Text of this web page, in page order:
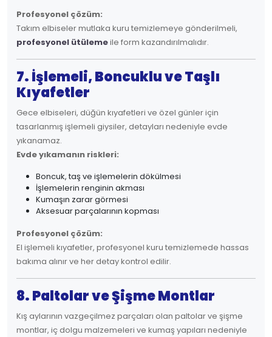
Profesyonel çözüm:
Takım elbiseler mutlaka kuru temizlemeye gönderilmeli,
profesyonel ütülemeile form kazandırılmalıdır.
7. İşlemeli, Boncuklu ve Taşlı
Kıyafetler
Gece elbiseleri, düğün kıyafetleri ve özel günler için
tasarlanmış işlemeli giysiler, detayları nedeniyle evde
yıkanamaz.
Evde yıkamanın riskleri:
Boncuk, taş ve işlemelerin dökülmesi
İşlemelerin renginin akması
Kumaşın zarar görmesi
Aksesuar parçalarının kopması
Profesyonel çözüm:
El işlemeli kıyafetler, profesyonel kuru temizlemede hassas
bakıma alınır ve her detay kontrol edilir.
8. Paltolar ve Şişme Montlar
Kış aylarının vazgeçilmez parçaları olan paltolar ve şişme
montlar, iç dolgu malzemeleri ve kumaş yapıları nedeniyle